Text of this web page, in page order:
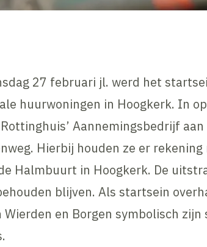
27 februari jl. werd het
huurwoningen in Hoogkerk. In
Aannemingsbedrijf
Hierbij houden ze er
Halmbuurt in Hoogkerk. De
blijven. Als startsein
en Borgen symbolisch zijn